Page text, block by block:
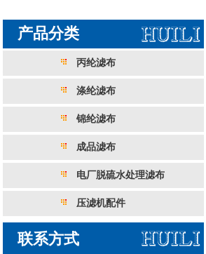
产品分类
丙纶滤布
涤纶滤布
锦纶滤布
成品滤布
电厂脱硫水处理滤布
压滤机配件
联系方式